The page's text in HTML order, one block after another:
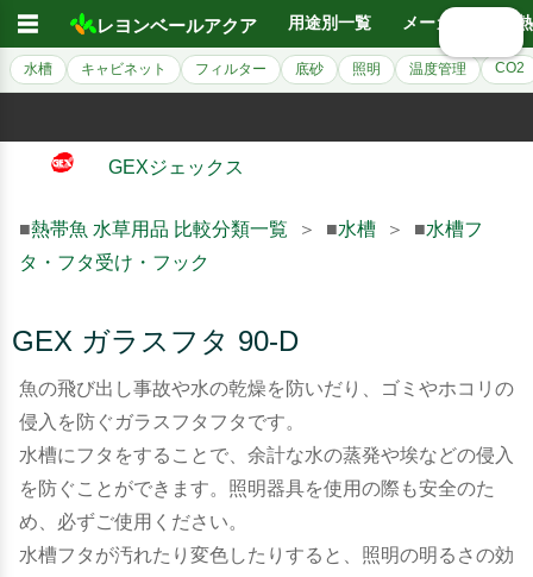
☰ レヨンベールアクア 用途別一覧 メーカー別
水槽 キャビネット フィルター 底砂 照明 温度管理 CO2
GEXジェックス
■熱帯魚 水草用品 比較分類一覧 ＞ ■水槽 ＞ ■水槽フ
タ・フタ受け・フック
GEX ガラスフタ 90-D
魚の飛び出し事故や水の乾燥を防いだり、ゴミやホコリの
侵入を防ぐガラスフタフタです。
水槽にフタをすることで、余計な水の蒸発や埃などの侵入
を防ぐことができます。照明器具を使用の際も安全のた
め、必ずご使用ください。
水槽フタが汚れたり変色したりすると、照明の明るさの効